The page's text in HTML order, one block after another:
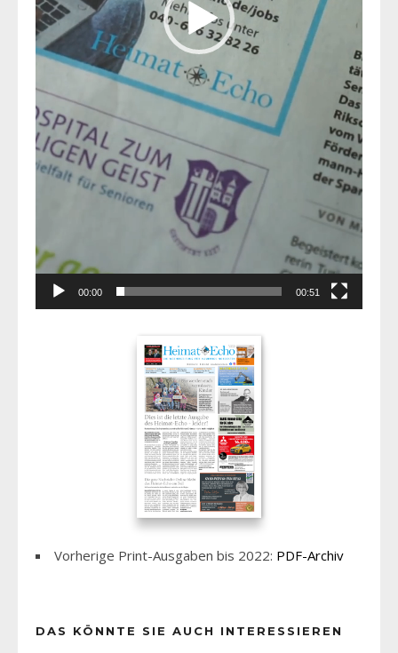
00:00 00:51
Vorherige Print-Ausgaben bis 2022: PDF-Archiv
DAS KÖNNTE SIE AUCH INTERESSIEREN